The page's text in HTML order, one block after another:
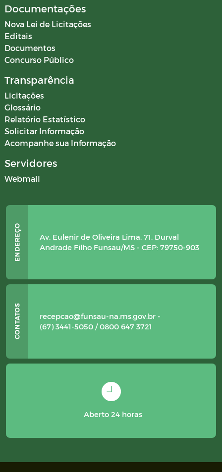
Documentações
Nova Lei de Licitações
Editais
Documentos
Concurso Público
Transparência
Licitações
Glossário
Relatório Estatístico
Solicitar Informação
Acompanhe sua Informação
Servidores
Webmail
Av. Eulenir de Oliveira Lima, 71, Durval
Andrade Filho Funsau/MS - CEP: 79750-903
recepcao@funsau-na.ms.gov.br -
(67) 3441-5050 / 0800 647 3721
Aberto 24 horas